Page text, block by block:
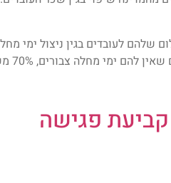
ימי מחלה צבורים, 70% משכרם.
פגישה